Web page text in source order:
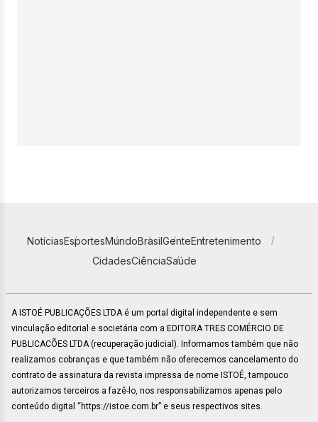
NotíciasEsportesMundoBrasilGenteEntretenimento
CidadesCiênciaSaúde
A ISTOÉ PUBLICAÇÕES LTDA é um portal digital independente e sem
vinculação editorial e societária com a EDITORA TRES COMÉRCIO DE
PUBLICACÕES LTDA (recuperação judicial). Informamos também que não
realizamos cobranças e que também não oferecemos cancelamento do
contrato de assinatura da revista impressa de nome ISTOÉ, tampouco
autorizamos terceiros a fazê-lo, nos responsabilizamos apenas pelo
conteúdo digital “https://istoe.com.br” e seus respectivos sites.